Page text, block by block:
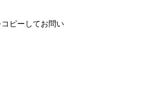
ピーしてお問い